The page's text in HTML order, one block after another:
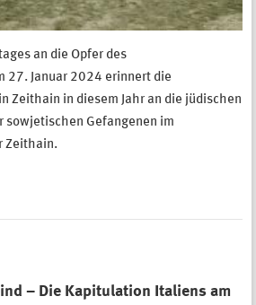
an die Opfer des
27. Januar 2024 erinnert die
Zeithain in diesem Jahr an die jüdischen
sowjetischen Gefangenen im
Zeithain.
– Die Kapitulation Italiens am